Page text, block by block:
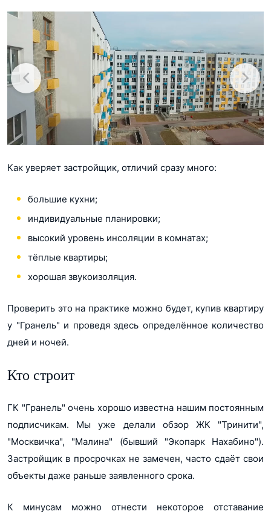
Как уверяет застройщик, отличий сразу много:
большие кухни;
индивидуальные планировки;
высокий уровень инсоляции в комнатах;
тёплые квартиры;
хорошая звукоизоляция.
Проверить это на практике можно будет, купив квартиру
у "Гранель" и проведя здесь определённое количество
дней и ночей.
Кто строит
ГК "Гранель" очень хорошо известна нашим постоянным
подписчикам. Мы уже делали обзор ЖК "Тринити",
"Москвичка", "Малина" (бывший "Экопарк Нахабино").
Застройщик в просрочках не замечен, часто сдаёт свои
объекты даже раньше заявленного срока.
К минусам можно отнести некоторое отставание